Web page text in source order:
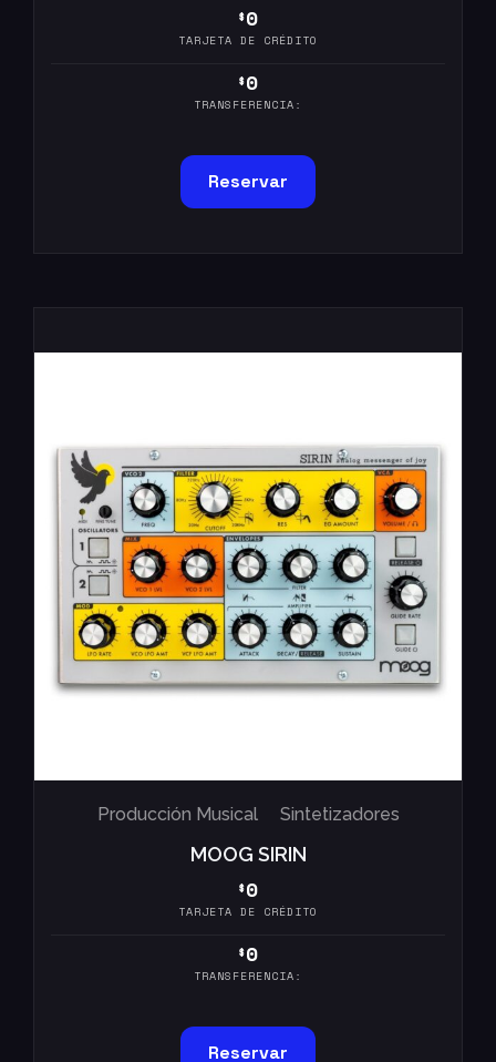
$0
TARJETA DE CRÉDITO
$0
TRANSFERENCIA:
Reservar
Producción Musical Sintetizadores
MOOG SIRIN
$0
TARJETA DE CRÉDITO
$0
TRANSFERENCIA:
Reservar